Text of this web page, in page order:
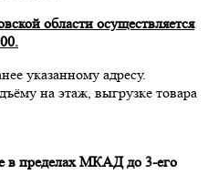
области осуществляется
указанному адресу.
на этаж, выгрузке товара
в пределах МКАД до 3-его